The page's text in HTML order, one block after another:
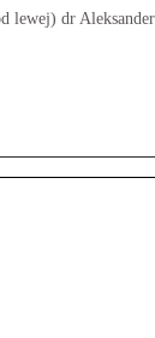
lewej) dr